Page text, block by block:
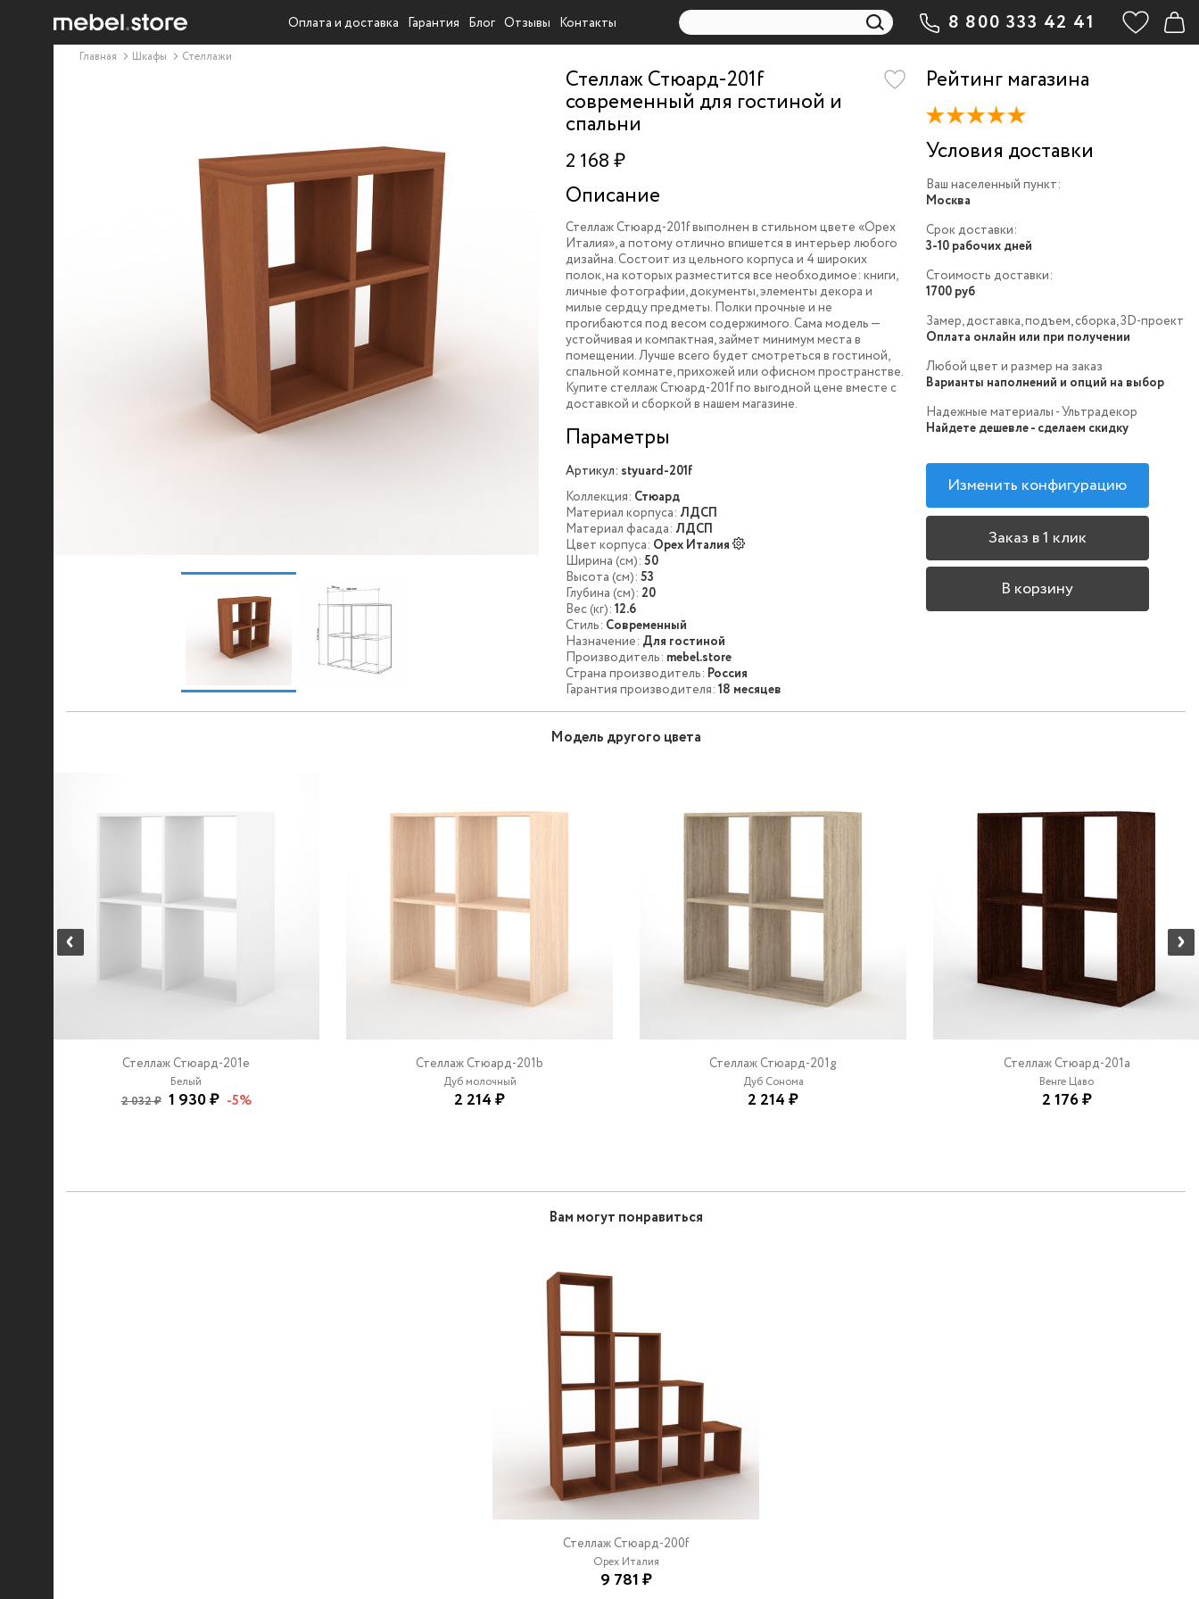
Оплата и доставка Гарантия Блог Отзывы Контакты 8 800 333 42 41
Главная Шкафы Стеллажи
Стеллаж Стюард-201f
современный для гостиной и
спальни
2 168 ₽
Описание
Стеллаж Стюард-201f выполнен в стильном цвете «Орех
Италия», а потому отлично впишется в интерьер любого
дизайна. Состоит из цельного корпуса и 4 широких
полок, на которых разместится все необходимое: книги,
личные фотографии, документы, элементы декора и
милые сердцу предметы. Полки прочные и не
прогибаются под весом содержимого. Сама модель —
устойчивая и компактная, займет минимум места в
помещении. Лучше всего будет смотреться в гостиной,
спальной комнате, прихожей или офисном пространстве.
Купите стеллаж Стюард-201f по выгодной цене вместе с
доставкой и сборкой в нашем магазине.
Параметры
Артикул: styuard-201f
Коллекция: Стюард
Материал корпуса: ЛДСП
Материал фасада: ЛДСП
Цвет корпуса: Орех Италия
Ширина (см): 50
Высота (см): 53
Глубина (см): 20
Вес (кг): 12.6
Стиль: Современный
Назначение: Для гостиной
Производитель: mebel.store
Страна производитель: Россия
Гарантия производителя: 18 месяцев
Рейтинг магазина
Условия доставки
Ваш населенный пункт:
Москва
Срок доставки:
3-10 рабочих дней
Стоимость доставки:
1700 руб
Замер, доставка, подъем, сборка, 3D-проект
Оплата онлайн или при получении
Любой цвет и размер на заказ
Варианты наполнений и опций на выбор
Надежные материалы - Ультрадекор
Найдете дешевле - сделаем скидку
Изменить конфигурацию
Заказ в 1 клик
В корзину
Модель другого цвета
Стеллаж Стюард-201e
Белый
2 032 ₽ 1 930 ₽ -5%
Стеллаж Стюард-201b
Дуб молочный
2 214 ₽
Стеллаж Стюард-201g
Дуб Сонома
2 214 ₽
Стеллаж Стюард-201a
Венге Цаво
2 176 ₽
Вам могут понравиться
Стеллаж Стюард-200f
Орех Италия
9 781 ₽